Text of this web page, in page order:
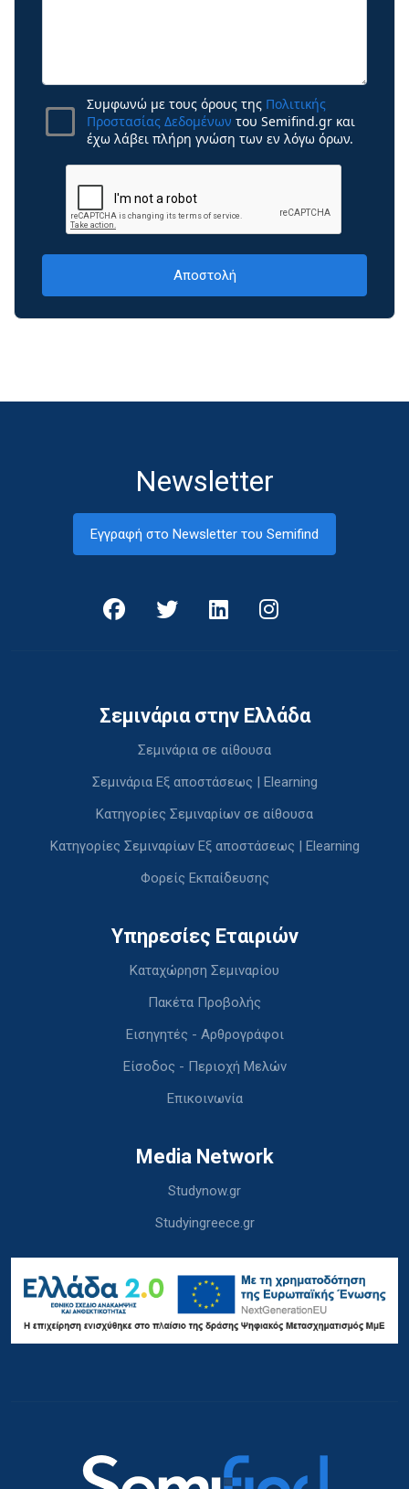
Συμφωνώ με τους όρους της Πολιτικής
Προστασίας Δεδομένων του Semifind.gr και
έχω λάβει πλήρη γνώση των εν λόγω όρων.
Newsletter
Εγγραφή στο Newsletter του Semifind
Σεμινάρια στην Ελλάδα
Σεμινάρια σε αίθουσα
Σεμινάρια Εξ αποστάσεως | Elearning
Κατηγορίες Σεμιναρίων σε αίθουσα
Κατηγορίες Σεμιναρίων Εξ αποστάσεως | Elearning
Φορείς Εκπαίδευσης
Υπηρεσίες Εταιριών
Καταχώρηση Σεμιναρίου
Πακέτα Προβολής
Εισηγητές - Αρθρογράφοι
Είσοδος - Περιοχή Μελών
Επικοινωνία
Media Network
Studynow.gr
Studyingreece.gr